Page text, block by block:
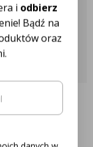
i odbierz
Bądź na
oraz